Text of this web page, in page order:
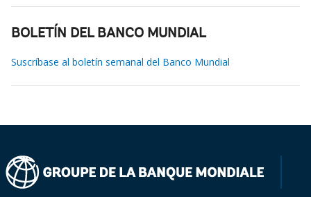
BOLETÍN DEL BANCO MUNDIAL
Suscríbase al boletín semanal del Banco Mundial